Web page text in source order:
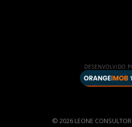
DESENVOLVIDO
© 2026 LEONE